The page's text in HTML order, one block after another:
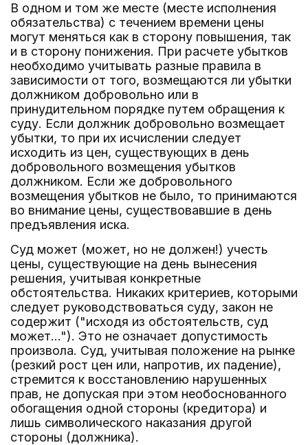
В одном и том же месте (месте исполнения
обязательства) с течением времени цены
могут меняться как в сторону повышения, так
и в сторону понижения. При расчете убытков
необходимо учитывать разные правила в
зависимости от того, возмещаются ли убытки
должником добровольно или в
принудительном порядке путем обращения к
суду. Если должник добровольно возмещает
убытки, то при их исчислении следует
исходить из цен, существующих в день
добровольного возмещения убытков
должником. Если же добровольного
возмещения убытков не было, то принимаются
во внимание цены, существовавшие в день
предъявления иска.
Суд может (может, но не должен!) учесть
цены, существующие на день вынесения
решения, учитывая конкретные
обстоятельства. Никаких критериев, которыми
следует руководствоваться суду, закон не
содержит ("исходя из обстоятельств, суд
может..."). Это не означает допустимость
произвола. Суд, учитывая положение на рынке
(резкий рост цен или, напротив, их падение),
стремится к восстановлению нарушенных
прав, не допуская при этом необоснованного
обогащения одной стороны (кредитора) и
лишь символического наказания другой
стороны (должника).